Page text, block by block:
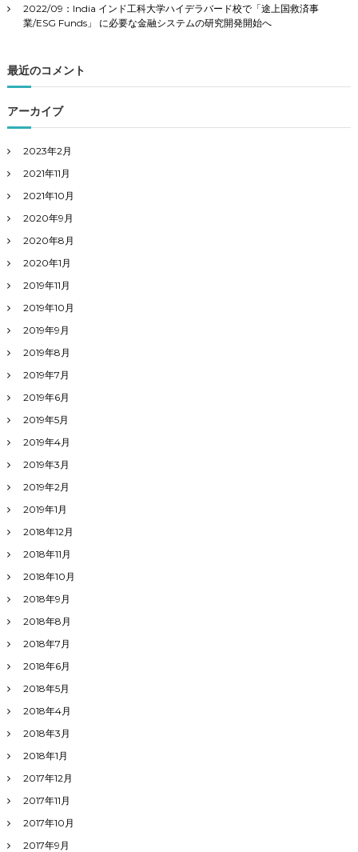
2022/09：India インド工科大学ハイデラバード校で「途上国救済事
業/ESG Funds」 に必要な金融システムの研究開発開始へ
最近のコメント
アーカイブ
2023年2月
2021年11月
2021年10月
2020年9月
2020年8月
2020年1月
2019年11月
2019年10月
2019年9月
2019年8月
2019年7月
2019年6月
2019年5月
2019年4月
2019年3月
2019年2月
2019年1月
2018年12月
2018年11月
2018年10月
2018年9月
2018年8月
2018年7月
2018年6月
2018年5月
2018年4月
2018年3月
2018年1月
2017年12月
2017年11月
2017年10月
2017年9月